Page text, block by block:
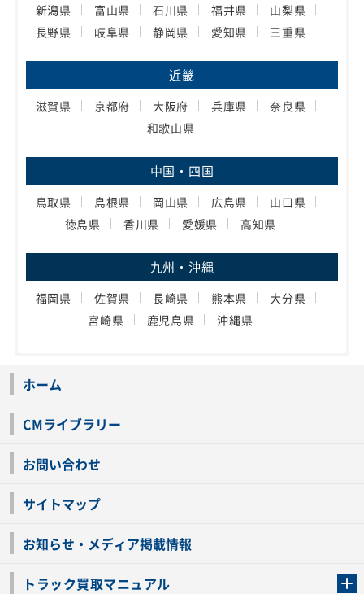
新潟県 富山県 石川県 福井県
山梨県
長野県
岐阜県 静岡県 愛知県 三重県
近畿
滋賀県 京都府 大阪府 兵庫県
奈良県
和歌山県
中国・四国
鳥取県 島根県 岡山県 広島県
山口県
徳島県
香川県 愛媛県 高知県
九州・沖縄
福岡県 佐賀県 長崎県 熊本県
大分県
宮崎県
鹿児島県 沖縄県
ホーム
CMライブラリー
お問い合わせ
サイトマップ
お知らせ・メディア掲載情報
トラック買取マニュアル